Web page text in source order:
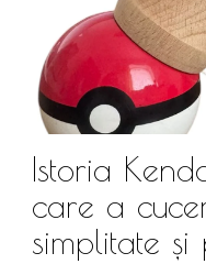
Istoria
care a
simplitate